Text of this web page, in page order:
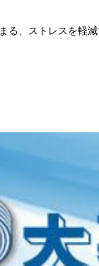
、ストレスを軽